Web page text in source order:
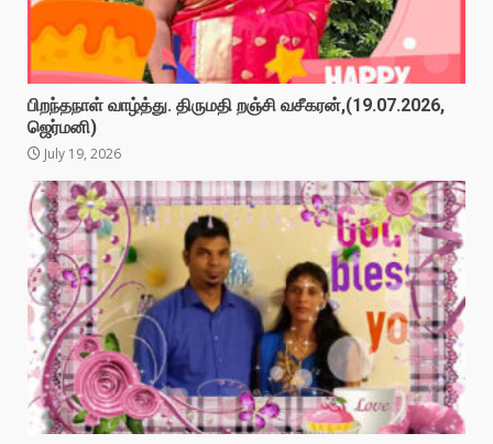
பிறந்தநாள் வாழ்த்து. திருமதி றஞ்சி வசீகரன்,(19.07.2026,
ஜெர்மனி)
July 19, 2026